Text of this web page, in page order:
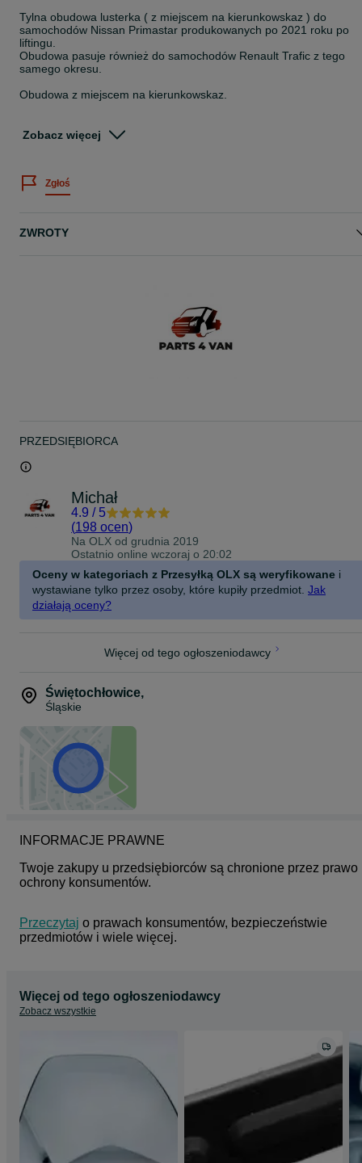
Tylna obudowa lusterka ( z miejscem na kierunkowskaz ) do
samochodów Nissan Primastar produkowanych po 2021 roku po
liftingu.
Obudowa pasuje również do samochodów Renault Trafic z tego
samego okresu.
Obudowa z miejscem na kierunkowskaz.
Numer katalogowy produktu
Pasuje do samochodów
Zobacz więcej
Zgłoś
ZWROTY
PRZEDSIĘBIORCA
Michał
4.9 / 5
(198 ocen)
Na OLX od grudnia 2019
Ostatnio online wczoraj o 20:02
Oceny w kategoriach z Przesyłką OLX są weryfikowane i
wystawiane tylko przez osoby, które kupiły przedmiot. Jak
działają oceny?
Więcej od tego ogłoszeniodawcy
Świętochłowice,
Śląskie
INFORMACJE PRAWNE
Twoje zakupy u przedsiębiorców są chronione przez prawo
ochrony konsumentów.
Przeczytaj o prawach konsumentów, bezpieczeństwie
przedmiotów i wiele więcej.
Więcej od tego ogłoszeniodawcy
Zobacz wszystkie